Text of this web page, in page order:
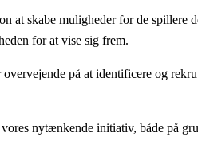
skabe muligheder for de spillere
for at vise sig frem.
på at identificere og
nytænkende initiativ, både på